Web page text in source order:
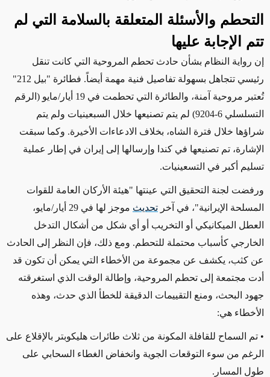
التحطم والأسئلة المتعلقة بالسلامة التي لم
تتم الإجابة عليها
إن رواية النظام بشأن حادث تحطم المروحية التي كانت تنقل
رئيسي تتجاهل بسهولة
تفاصيل فنية مهمة أيضاً. فطائرة "بيل 212"
تُعتبر مروحية آمنة، والطائرة التي تحطمت في 19 أيار/مايو (الرقم
التسلسلي 6-9204
) لم يتم تصنيعها خلال السبعينيات ولم يتم
شراؤها خلال فترة الشاه، بخلاف الادعاءات الأخيرة. وكما سبقت
الإشارة، تم تصنيعها في كندا وإرسالها إلى إيران في إطار عملية
تسليم أكبر في التسعينيات.
ورفضت لجنة التحقيق التي عينتها "هيئة الأركان العامة للقوات
المسلحة الإيرانية"، في آخر تحديث
موجز لها في 29 أيار/مايو،
العطل الميكانيكي أو التخريب أو أي شكل من أشكال التدخل
الخارجي كأسباب محتملة للتحطم. ومع ذلك، فإن النظر
إلى الحادث
عن كثب، يكشف عن مجموعة من الأخطاء التي يمكن أن تكون قد
أدت مجتمعة إلى تحطم المروحية، وإطالة الوقت الذي استغرقته
جهود البحث، ومنع التقييمات الدقيقة للخطأ الذي حدث، وهذه
الأخطاء هي:
• تم السماح للقافلة المكونة من ثلاث طائرات هليكوبتر بالإقلاع على
الرغم من سوء التوقعات الجوية وانخفاض الغطاء السحابي على
طول المسار.